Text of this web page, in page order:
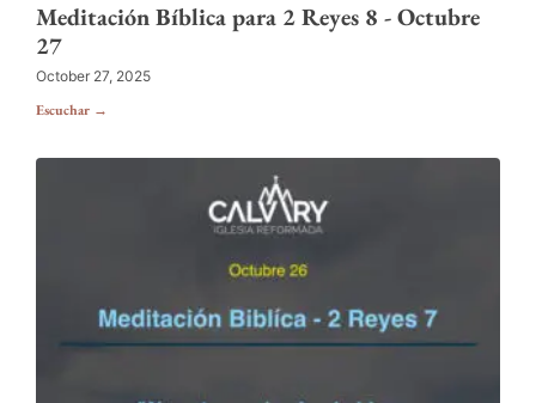
Meditación Bíblica para 2 Reyes 8 - Octubre
27
October 27, 2025
Escuchar →